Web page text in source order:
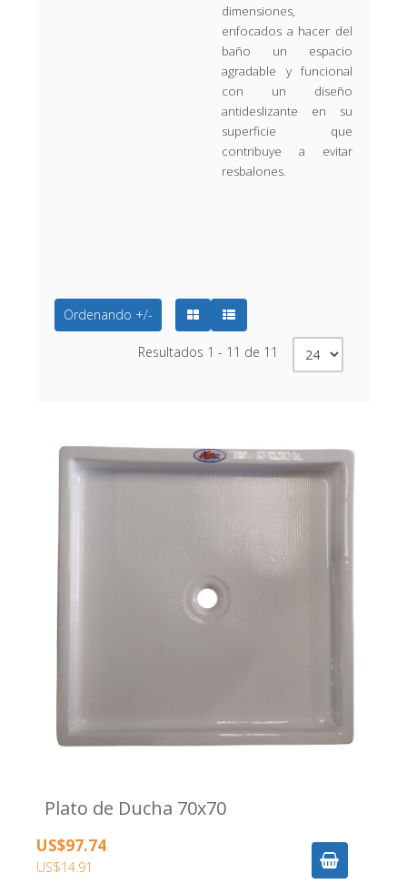
dimensiones,
enfocados a hacer del
baño un espacio
agradable y funcional
con un diseño
antideslizante en su
superficie que
contribuye a evitar
resbalones.
Ordenando +/-
Resultados 1 - 11 de 11
Plato de Ducha 70x70
US$97.74
US$14.91